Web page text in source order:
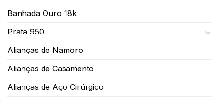
Banhada Ouro 18k
Prata 950
Alianças de Namoro
Alianças de Casamento
Alianças de Aço Cirúrgico